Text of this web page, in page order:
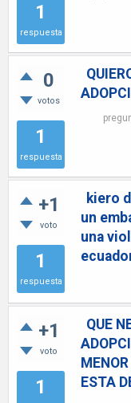
1
respuesta
0
votos
1
respuesta
+1
voto
1
respuesta
kiero
un
una
+1
voto
1
QUE
ESTA